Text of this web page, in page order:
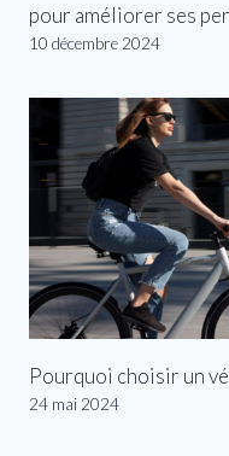
pour améliorer ses
10 décembre 2024
Pourquoi choisir un
24 mai 2024